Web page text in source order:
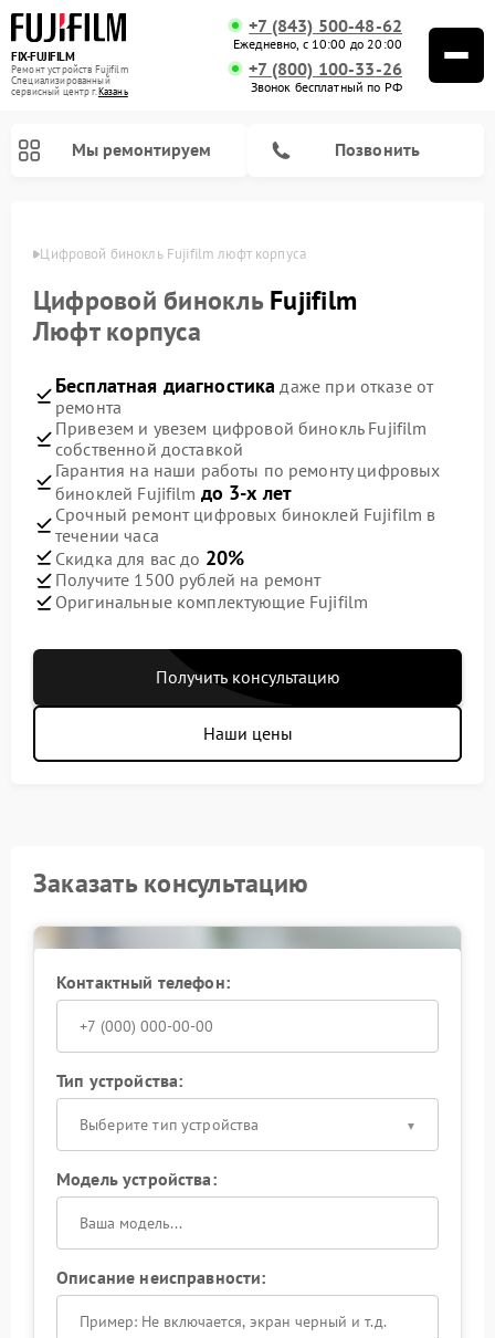
FIX-FUJIFILM
Ремонт устройств Fujifilm
Специализированный
cервисный центр г.Казань
+7 (843) 500-48-62
Ежедневно, с 10:00 до 20:00
+7 (800) 100-33-26
Звонок бесплатный по РФ
Мы ремонтируем Позвонить
Цифровой бинокль Fujifilm люфт корпуса
Цифровой бинокльFujifilm
Люфт корпуса
Бесплатная диагностика даже при отказе от
ремонта
Привезем и увезем цифровой бинокль Fujifilm
собственной доставкой
Гарантия на наши работы по ремонту цифровых
биноклей Fujifilm до 3-х лет
Срочный ремонт цифровых биноклей Fujifilm в
течении часа
Скидка для вас до 20%
Получите 1500 рублей на ремонт
Оригинальные комплектующие Fujifilm
Получить консультацию
Наши цены
Заказать консультацию
Контактный телефон:
Тип устройства:
Выберите тип устройства
Модель устройства:
Описание неисправности: